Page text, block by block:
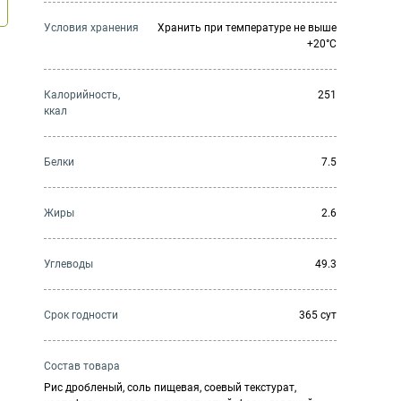
Условия хранения
Хранить при температуре не выше
+20°C
Калорийность,
ккал
251
Белки 7.5
Жиры 2.6
Углеводы 49.3
Cрок годности 365 сут
Состав товара
Рис дробленый, соль пищевая, соевый текстурат,